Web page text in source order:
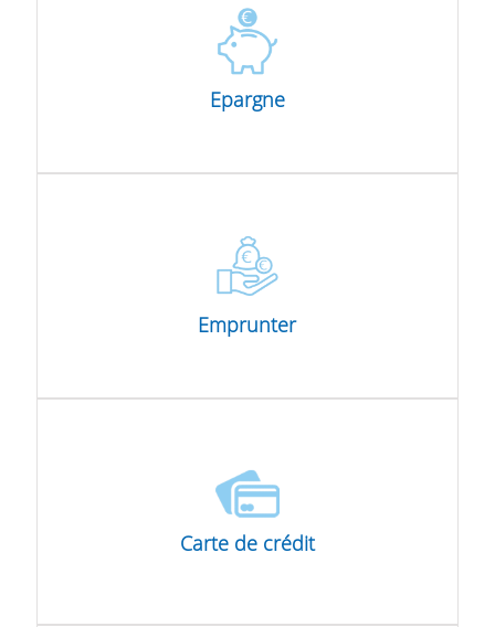
Emprunter